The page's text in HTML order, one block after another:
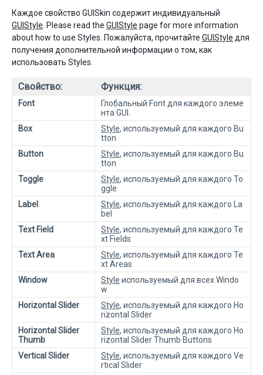
Каждое свойство GUISkin содержит индивидуальный
GUIStyle . Please read the GUIStyle page for more information
about how to use Styles. Пожалуйста, прочитайте GUIStyle для
получения дополнительной информации о том, как
использовать Styles.
Свойство: Функция:
Font
Глобальный Font для каждого элеме
нта GUI.
Box
Style, используемый для каждого Bu
tton
Button
Style, используемый для каждого Bu
tton
Toggle
Style, используемый для каждого To
ggle
Label
Style, используемый для каждого La
bel
Text Field
Style, используемый для каждого Te
xt Fields
Text Area
Style, используемый для каждого Te
xt Areas
Window
Style используемый для всех Windo
w
Horizontal Slider
Style, используемый для каждого Ho
rizontal Slider
Horizontal Slider
Thumb
Style, используемый для каждого Ho
rizontal Slider Thumb Buttons
Vertical Slider
Style, используемый для каждого Ve
rtical Slider